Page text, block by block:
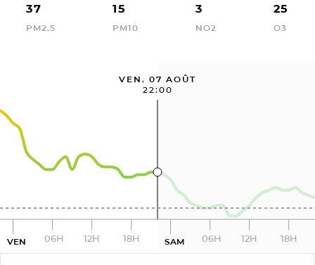
37
PM2.5
15
PM10
3
NO2
25
O3
VEN. 07 AOÛT
22:00
VEN 06H 12H 18H SAM 06H 12H 18H